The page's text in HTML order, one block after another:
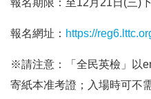
報名期限：至12月21日(三)
報名網址： https://
※請注意：「全民英檢」以
寄紙本准考證；入場時可不